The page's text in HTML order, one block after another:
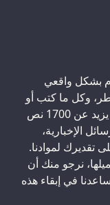
بشكل واقعي
وكل ما كتب أو
خلق، من خلال هذا الموقع. وهذا يشمل ما يزيد عن 1700 نص
الإخبارية،
تقديرك لموادنا.
نرجو منك أن
في إبقاء هذه